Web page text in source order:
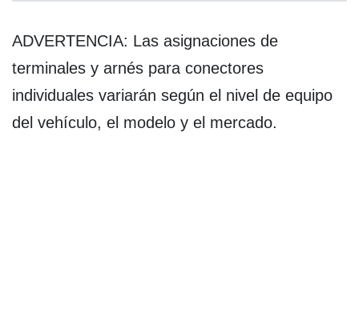
ADVERTENCIA: Las asignaciones de
terminales y arnés para conectores
individuales variarán según el nivel de equipo
del vehículo, el modelo y el mercado.